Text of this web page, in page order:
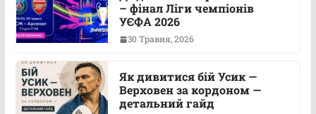
– фінал Ліги чемпіонів
УЄФА 2026
30 Травня, 2026
Як дивитися бій Усик —
Верховен за кордоном —
детальний гайд